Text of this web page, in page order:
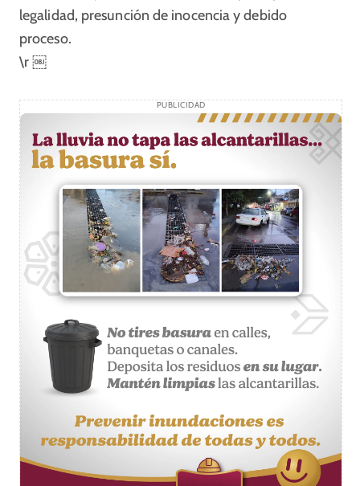
legalidad, presunción de inocencia y debido
proceso.
\r ￼
PUBLICIDAD